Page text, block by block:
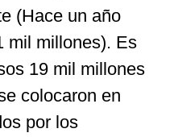
(Hace un año
mil millones). Es
19 mil millones
colocaron en
por los